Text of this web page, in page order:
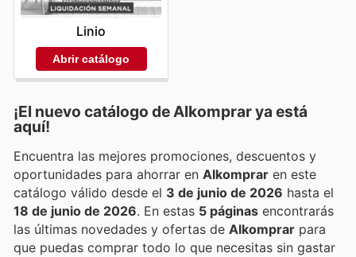
Linio
Abrir catálogo
¡El nuevo catálogo deAlkomprarya está
aquí!
Encuentra las mejores promociones, descuentos y
oportunidades para ahorrar en Alkomprar en este
catálogo válido desde el 3 de junio de 2026 hasta el
18 de junio de 2026 . En estas 5 páginas encontrarás
las últimas novedades y ofertas de Alkomprar para
que puedas comprar todo lo que necesitas sin gastar